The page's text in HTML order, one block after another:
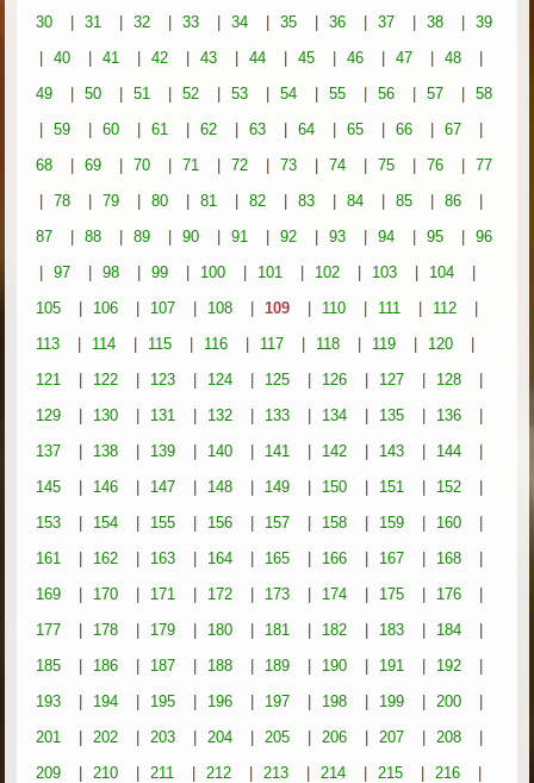
30
| 31 | 32 | 33 | 34 | 35 | 36 | 37 | 38 |
39
|
40 | 41 | 42 | 43 | 44 | 45 | 46 | 47 | 48
|
49
| 50 | 51 | 52 | 53 | 54 | 55 | 56 | 57 |
58
|
59 | 60 | 61 | 62 | 63 | 64 | 65 | 66 | 67
|
68
| 69 | 70 | 71 | 72 | 73 | 74 | 75 | 76 |
77
|
78 | 79 | 80 | 81 | 82 | 83 | 84 | 85 | 86
|
87
| 88 | 89 | 90 | 91 | 92 | 93 | 94 | 95 |
96
|
97 | 98 | 99 | 100 | 101 | 102 | 103 | 104
|
105
| 106 | 107 | 108 | 109 | 110 | 111 | 112
|
113
| 114 | 115 | 116 | 117 | 118 | 119 | 120
|
121
| 122 | 123 | 124 | 125 | 126 | 127 | 128
|
129
| 130 | 131 | 132 | 133 | 134 | 135 | 136
|
137
| 138 | 139 | 140 | 141 | 142 | 143 | 144
|
145
| 146 | 147 | 148 | 149 | 150 | 151 | 152
|
153
| 154 | 155 | 156 | 157 | 158 | 159 | 160
|
161
| 162 | 163 | 164 | 165 | 166 | 167 | 168
|
169
| 170 | 171 | 172 | 173 | 174 | 175 | 176
|
177
| 178 | 179 | 180 | 181 | 182 | 183 | 184
|
185
| 186 | 187 | 188 | 189 | 190 | 191 | 192
|
193
| 194 | 195 | 196 | 197 | 198 | 199 | 200
|
201
| 202 | 203 | 204 | 205 | 206 | 207 | 208
|
209
| 210 | 211 | 212 | 213 | 214 | 215 | 216
|